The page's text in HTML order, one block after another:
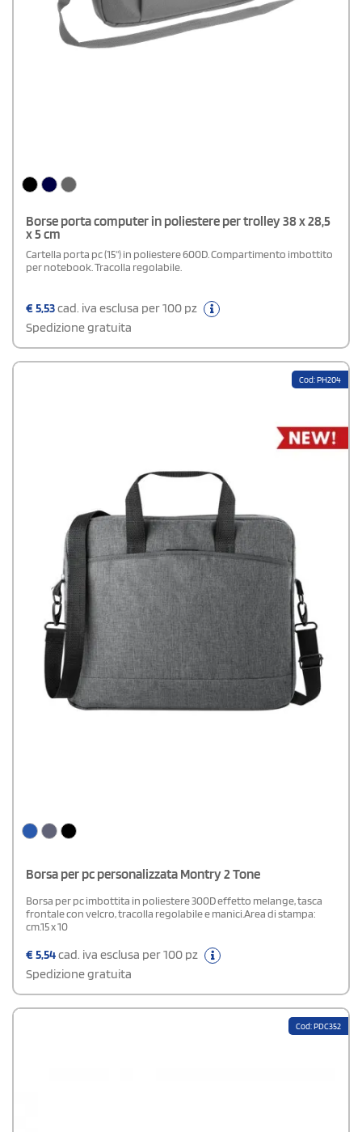
Borse porta computer in poliestere per trolley 38 x 28,5
x 5 cm
Cartella porta pc (15") in poliestere 600D. Compartimento imbottito
per notebook. Tracolla regolabile.
€5,53cad. iva esclusa per 100 pz
Spedizione gratuita
Cod: PH204
Borsa per pc personalizzata Montry 2 Tone
Borsa per pc imbottita in poliestere 300D effetto melange, tasca
frontale con velcro, tracolla regolabile e manici.Area di stampa:
cm.15 x 10
€5,54cad. iva esclusa per 100 pz
Spedizione gratuita
Cod: PDC352